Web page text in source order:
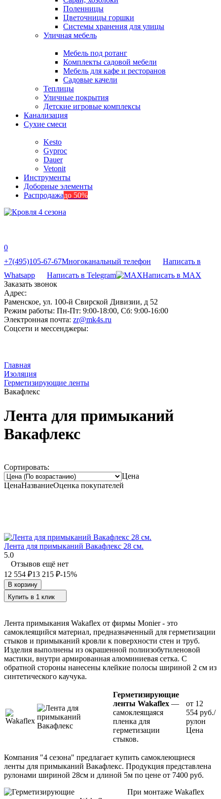
Поленницы
Цветочницы горшки
Системы хранения для улицы
Уличная мебель
Мебель под ротанг
Комплекты садовой мебели
Мебель для кафе и ресторанов
Садовые качели
Теплицы
Уличные покрытия
Детские игровые комплексы
Канализация
Сухие смеси
Kesto
Gyproc
Dauer
Vetonit
Инструменты
Доборные элементы
Распродажадо 50%
0
+7(495)105-67-67Многоканальный телефон
Написать в
Whatsapp
Написать в Telegram
Написать в MAX
Заказать звонок
Адрес:
Раменское, ул. 100-й Свирской Дивизии, д 52
Режим работы: Пн-Пт: 9:00-18:00, Сб: 9:00-16:00
Электронная почта: zr@mk4s.ru
Соцсети и мессенджеры:
Главная
Изоляция
Герметизирующие ленты
Вакафлекс
Лента для примыканий
Вакафлекс
Сортировать:
Цена
ЦенаНазваниеОценка покупателей
Лента для примыканий Вакафлекс 28 см.
5.0
Отзывов ещё нет
12 554 ₽13 215 ₽-15%
В корзину
Купить в 1 клик
Лента примыкания Wakaflex от фирмы Monier - это
самоклеящийся материал, предназначенный для герметизации
стыков и примыканий кровли к поверхности стен и труб.
Изделия выполнены из окрашенной полиизобутиленовой
мастики, внутри армированная алюминиевая сетка. С
обратной стороны нанесены клейкие полосы шириной 2 см из
синтетического каучука.
Герметизирующие
ленты Wakaflex —
самоклеящаяся
пленка для
герметизации
стыков.
от 12
554 руб./
рулон
Цена
Компания "4 сезона" предлагает купить самоклеющиеся
ленты для примыканий Вакафлекс. Продукция представлена
рулонами шириной 28см и длиной 5м по цене от 7400 руб.
При монтаже Wakaflex